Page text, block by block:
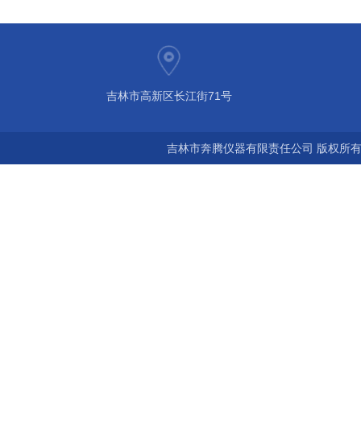
吉林市高新区长江街71号
吉林市奔腾仪器有限责任公司 版权所